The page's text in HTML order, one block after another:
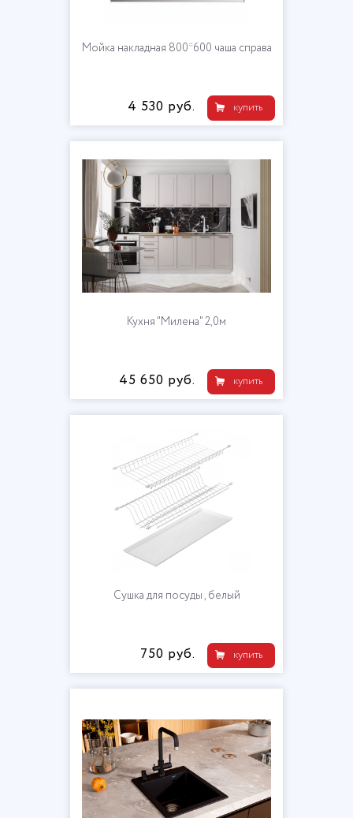
Мойка накладная 800*600 чаша справа
купить
4 530 руб.
Кухня "Милена" 2,0м
купить
45 650 руб.
Сушка для посуды , белый
купить
750 руб.